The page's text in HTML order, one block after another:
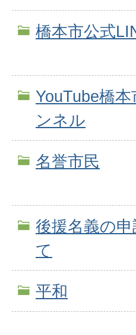
橋本市公式
YouTube橋
ンネル
名誉市民
後援名義の
て
平和